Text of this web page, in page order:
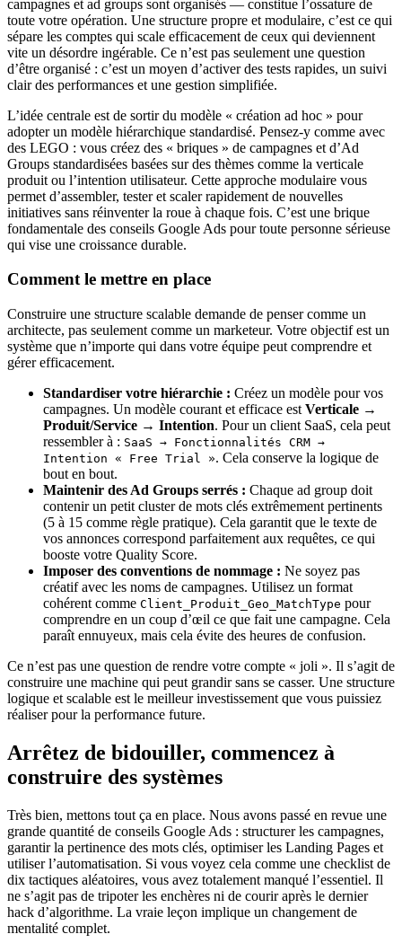
campagnes et ad groups sont organisés — constitue l’ossature de
toute votre opération. Une structure propre et modulaire, c’est ce qui
sépare les comptes qui scale efficacement de ceux qui deviennent
vite un désordre ingérable. Ce n’est pas seulement une question
d’être organisé : c’est un moyen d’activer des tests rapides, un suivi
clair des performances et une gestion simplifiée.
L’idée centrale est de sortir du modèle « création ad hoc » pour
adopter un modèle hiérarchique standardisé. Pensez-y comme avec
des LEGO : vous créez des « briques » de campagnes et d’Ad
Groups standardisées basées sur des thèmes comme la verticale
produit ou l’intention utilisateur. Cette approche modulaire vous
permet d’assembler, tester et scaler rapidement de nouvelles
initiatives sans réinventer la roue à chaque fois. C’est une brique
fondamentale des conseils Google Ads pour toute personne sérieuse
qui vise une croissance durable.
Comment le mettre en place
Construire une structure scalable demande de penser comme un
architecte, pas seulement comme un marketeur. Votre objectif est un
système que n’importe qui dans votre équipe peut comprendre et
gérer efficacement.
Standardiser votre hiérarchie : Créez un modèle pour vos
campagnes. Un modèle courant et efficace est Verticale →
Produit/Service → Intention. Pour un client SaaS, cela peut
ressembler à : SaaS → Fonctionnalités CRM →
Intention « Free Trial ». Cela conserve la logique de
bout en bout.
Maintenir des Ad Groups serrés : Chaque ad group doit
contenir un petit cluster de mots clés extrêmement pertinents
(5 à 15 comme règle pratique). Cela garantit que le texte de
vos annonces correspond parfaitement aux requêtes, ce qui
booste votre Quality Score.
Imposer des conventions de nommage : Ne soyez pas
créatif avec les noms de campagnes. Utilisez un format
cohérent comme Client_Produit_Geo_MatchType pour
comprendre en un coup d’œil ce que fait une campagne. Cela
paraît ennuyeux, mais cela évite des heures de confusion.
Ce n’est pas une question de rendre votre compte « joli ». Il s’agit de
construire une machine qui peut grandir sans se casser. Une structure
logique et scalable est le meilleur investissement que vous puissiez
réaliser pour la performance future.
Arrêtez de bidouiller, commencez à
construire des systèmes
Très bien, mettons tout ça en place. Nous avons passé en revue une
grande quantité de conseils Google Ads : structurer les campagnes,
garantir la pertinence des mots clés, optimiser les Landing Pages et
utiliser l’automatisation. Si vous voyez cela comme une checklist de
dix tactiques aléatoires, vous avez totalement manqué l’essentiel. Il
ne s’agit pas de tripoter les enchères ni de courir après le dernier
hack d’algorithme. La vraie leçon implique un changement de
mentalité complet.